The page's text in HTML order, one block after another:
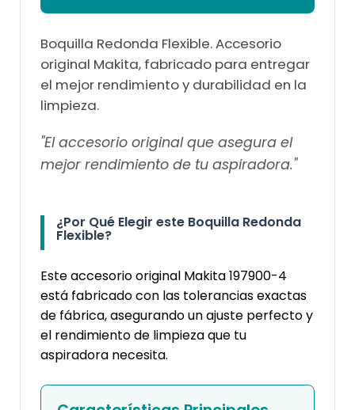
Boquilla Redonda Flexible. Accesorio
original Makita, fabricado para entregar
el mejor rendimiento y durabilidad en la
limpieza.
"El accesorio original que asegura el
mejor rendimiento de tu aspiradora."
¿Por Qué Elegir este Boquilla Redonda
Flexible?
Este accesorio original Makita 197900-4
está fabricado con las tolerancias exactas
de fábrica, asegurando un ajuste perfecto y
el rendimiento de limpieza que tu
aspiradora necesita.